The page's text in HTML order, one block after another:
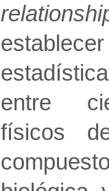
entre
físicos